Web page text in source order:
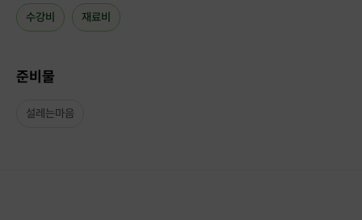
수강비 재료비
준비물
설레는마음